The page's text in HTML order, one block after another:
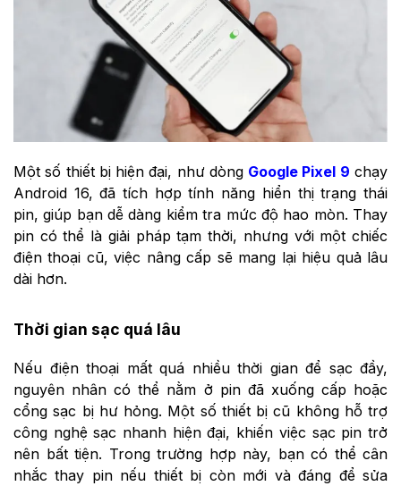
Một số thiết bị hiện đại, như dòng Google Pixel 9 chạy
Android 16, đã tích hợp tính năng hiển thị trạng thái
pin, giúp bạn dễ dàng kiểm tra mức độ hao mòn. Thay
pin có thể là giải pháp tạm thời, nhưng với một chiếc
điện thoại cũ, việc nâng cấp sẽ mang lại hiệu quả lâu
dài hơn.
Thời gian sạc quá lâu
Nếu điện thoại mất quá nhiều thời gian để sạc đầy,
nguyên nhân có thể nằm ở pin đã xuống cấp hoặc
cổng sạc bị hư hỏng. Một số thiết bị cũ không hỗ trợ
công nghệ sạc nhanh hiện đại, khiến việc sạc pin trở
nên bất tiện. Trong trường hợp này, bạn có thể cân
nhắc thay pin nếu thiết bị còn mới và đáng để sửa